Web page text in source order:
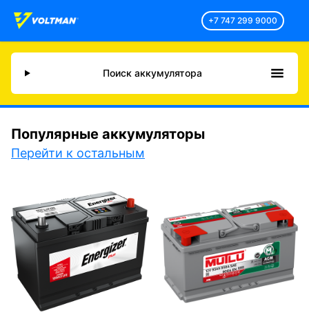
+7 747 299 9000
Поиск аккумулятора
Популярные аккумуляторы
Перейти к остальным